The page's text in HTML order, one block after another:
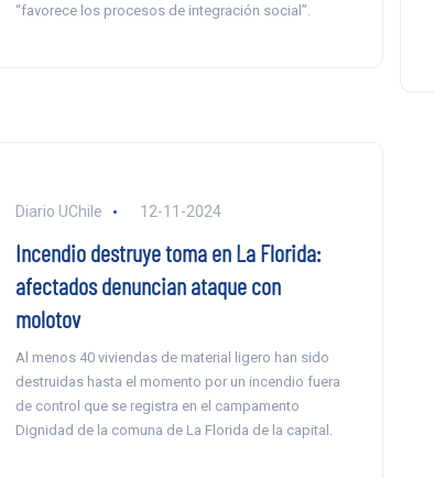
“favorece los procesos de integración social”.
Diario UChile 12-11-2024
Incendio destruye toma en La Florida:
afectados denuncian ataque con
molotov
Al menos 40 viviendas de material ligero han sido
destruidas hasta el momento por un incendio fuera
de control que se registra en el campamento
Dignidad de la comuna de La Florida de la capital.